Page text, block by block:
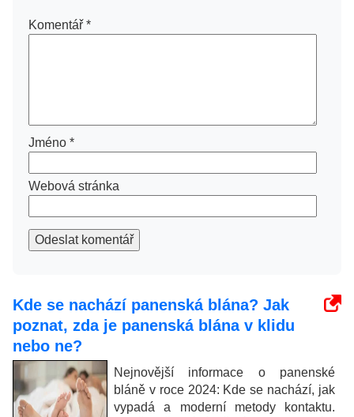
Komentář *
Jméno *
Webová stránka
Odeslat komentář
Kde se nachází panenská blána? Jak
poznat, zda je panenská blána v klidu
nebo ne?
Nejnovější informace o panenské
bláně v roce 2024: Kde se nachází, jak
vypadá a moderní metody kontaktu.